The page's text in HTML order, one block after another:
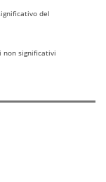
del
non significativi